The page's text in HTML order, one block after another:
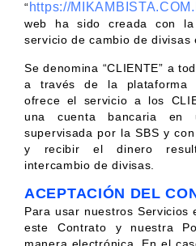
“https://
web ha sido creada con
servicio de cambio de divisas
Se denomina “CLIENTE” a
a través de la plataforma
ofrece el servicio a los
una cuenta bancaria en
supervisada por la SBS y
y recibir el dinero
intercambio de divisas.
ACEPTACIÓN DEL
Para usar nuestros Servicios
este Contrato y nuestra